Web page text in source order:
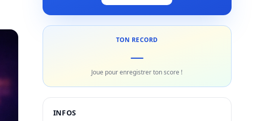
TON RECORD
—
Joue pour enregistrer ton score !
INFOS